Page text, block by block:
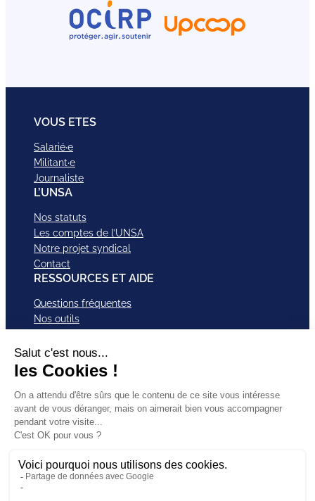
VOUS ETES
Salarié·e
Militant·e
Journaliste
L’UNSA
Nos statuts
Les comptes de l’UNSA
Notre projet syndical
Contact
RESSOURCES ET AIDE
Questions fréquentes
Nos outils
Nos structures et services
Je VEUX Adhérer
ABonnez-vous à nos newsletter
Mentions légales
Politique de
Facebook